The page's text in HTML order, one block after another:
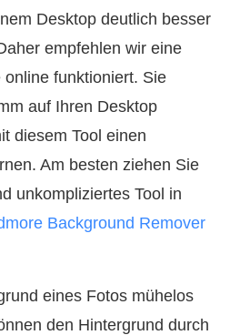
Desktop deutlich besser
empfehlen wir eine
online funktioniert. Sie
auf Ihren Desktop
diesem Tool einen
Am besten ziehen Sie
unkompliziertes Tool in
Background Remover
eines Fotos mühelos
den Hintergrund durch